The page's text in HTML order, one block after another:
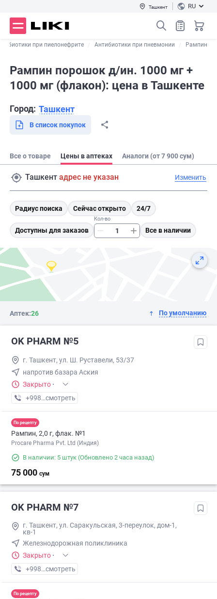
Ташкент RU
при пиелонефрите Антибиотики при пневмонии Рампин
Рампин порошок д/ин. 1000 мг +
1000 мг (флакон): цена в Ташкенте
Город: Ташкент
В список покупок
Все о товаре Цены в аптеках Аналоги (от 7 900 сум)
Ташкент адрес не указан Изменить
Радиус поиска Сейчас открыто 24/7
Доступны для заказов
Кол-во
Все в наличии
Аптек:26 По умолчанию
OK PHARM №5
г. Ташкент, ул. Ш. Руставели, 53/37
напротив базара Аския
Закрыто ·
+998 (90) XXX-XX-XX
смотреть
По рецепту
Рампин, 2,0 г, флак. №1
Procare Pharma Pvt. Ltd (Индия)
В наличии: 5 штук (Обновлено 2 часа назад)
75 000 сум
OK PHARM №7
г. Ташкент, ул. Саракульская, 3-переулок, дом-1,
кв-1
Железнодорожная поликлиника
Закрыто ·
+998 (90) XXX-XX-XX
смотреть
По рецепту